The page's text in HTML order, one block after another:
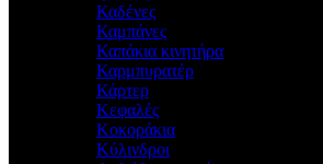
Καδένες
Καμπάνες
Καπάκια κινητήρα
Καρμπυρατέρ
Κάρτερ
Κεφαλές
Κοκοράκια
Κύλινδροι